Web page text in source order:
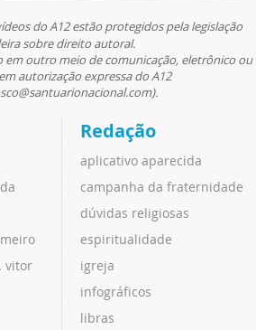
do A12 estão protegidos pela legislação
sobre direito autoral.
outro meio de comunicação, eletrônico ou
autorização expressa do A12
vitor
Redação
aplicativo aparecida
campanha da fraternidade
dúvidas religiosas
espiritualidade
igreja
infográficos
libras